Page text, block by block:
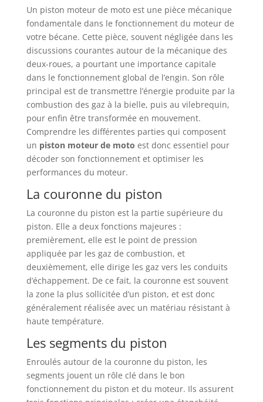
Un piston moteur de moto est une pièce mécanique
fondamentale dans le fonctionnement du moteur de
votre bécane. Cette pièce, souvent négligée dans les
discussions courantes autour de la mécanique des
deux-roues, a pourtant une importance capitale
dans le fonctionnement global de l’engin. Son rôle
principal est de transmettre l’énergie produite par la
combustion des gaz à la bielle, puis au vilebrequin,
pour enfin être transformée en mouvement.
Comprendre les différentes parties qui composent
un piston moteur de moto est donc essentiel pour
décoder son fonctionnement et optimiser les
performances du moteur.
La couronne du piston
La couronne du piston est la partie supérieure du
piston. Elle a deux fonctions majeures :
premièrement, elle est le point de pression
appliquée par les gaz de combustion, et
deuxièmement, elle dirige les gaz vers les conduits
d’échappement. De ce fait, la couronne est souvent
la zone la plus sollicitée d’un piston, et est donc
généralement réalisée avec un matériau résistant à
haute température.
Les segments du piston
Enroulés autour de la couronne du piston, les
segments jouent un rôle clé dans le bon
fonctionnement du piston et du moteur. Ils assurent